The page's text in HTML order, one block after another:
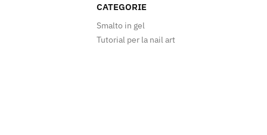
CATEGORIE
Smalto in gel
Tutorial per la nail art